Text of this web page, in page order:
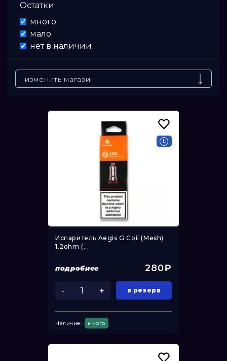
Цена
От
До
Остатки
много
мало
нет в наличии
изменить магазин
Испаритель Aegis G Coil (Mesh)
1.2ohm (...
подробнее 280₽
- + в резерв
Наличие: много